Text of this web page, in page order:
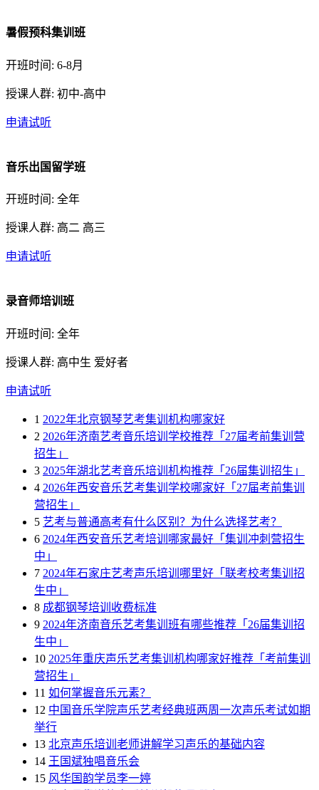
暑假预科集训班
开班时间: 6-8月
授课人群: 初中-高中
申请试听
音乐出国留学班
开班时间: 全年
授课人群: 高二 高三
申请试听
录音师培训班
开班时间: 全年
授课人群: 高中生 爱好者
申请试听
1 2022年北京钢琴艺考集训机构哪家好
2 2026年济南艺考音乐培训学校推荐「27届考前集训营
招生」
3 2025年湖北艺考音乐培训机构推荐「26届集训招生」
4 2026年西安音乐艺考集训学校哪家好「27届考前集训
营招生」
5 艺考与普通高考有什么区别？为什么选择艺考？
6 2024年西安音乐艺考培训哪家最好「集训冲刺营招生
中」
7 2024年石家庄艺考声乐培训哪里好「联考校考集训招
生中」
8 成都钢琴培训收费标准
9 2024年济南音乐艺考集训班有哪些推荐「26届集训招
生中」
10 2025年重庆声乐艺考集训机构哪家好推荐「考前集训
营招生」
11 如何掌握音乐元素？
12 中国音乐学院声乐艺考经典班两周一次声乐考试如期
举行
13 北京声乐培训老师讲解学习声乐的基础内容
14 王国斌独唱音乐会
15 风华国韵学员李一婷